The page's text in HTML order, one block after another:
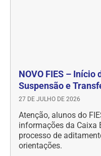
NOVO FIES – Início
Suspensão e
27 DE JULHO DE 2026
Atenção, alunos do
informações da Caixa
processo de
orientações.